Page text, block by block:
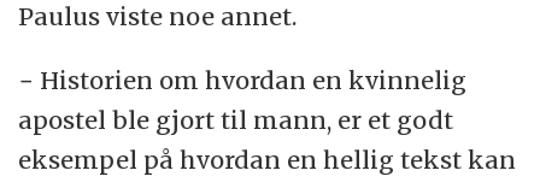
Paulus viste noe annet.
− Historien om hvordan en kvinnelig
apostel ble gjort til mann, er et godt
eksempel på hvordan en hellig tekst kan